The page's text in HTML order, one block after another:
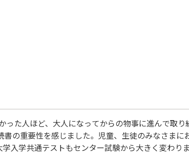
た人ほど、大人になってからの物事に進んで取り
の重要性を感じました。児童、生徒のみなさまに
入学共通テストもセンター試験から大きく変わり